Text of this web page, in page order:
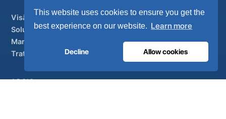
This website uses cookies to ensure you get the
best experience on our website. Learn more
Decline Allow cookies
Visão geral
Soluções
Marcas parceiras
Tratamento do ar
APOIO